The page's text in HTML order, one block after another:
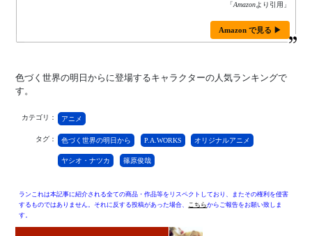
「Amazonより引用」
Amazon で見る ▶
色づく世界の明日からに登場するキャラクターの人気ランキングで
す。
カテゴリ： アニメ
タグ： 色づく世界の明日から P.A.WORKS オリジナルアニメ
ヤシオ・ナツカ 篠原俊哉
ランこれは本記事に紹介される全ての商品・作品等をリスペクトしており、またその権利を侵害
するものではありません。それに反する投稿があった場合、 こちらからご報告をお願い致しま
す。